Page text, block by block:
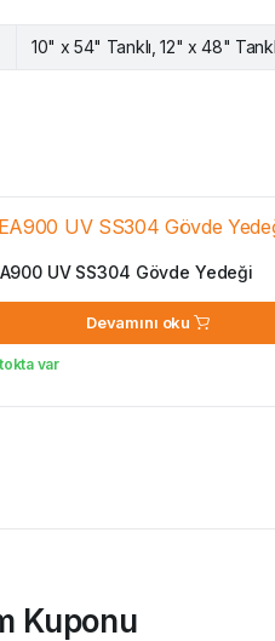
10" x 54" Tanklı, 12" x 48"
UV SS304 Gövde Yedeği
Devamını oku
var
Kuponu